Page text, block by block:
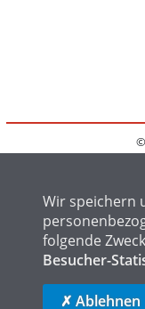
©
FAQ
Wir speichern
folgende
Besucher-
✗ Ablehnen